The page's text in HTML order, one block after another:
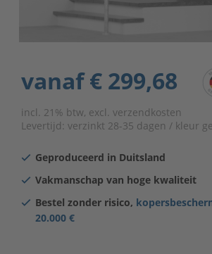
vanaf€ 299,68
incl. 21% btw, excl. verzendkosten
Levertijd: verzinkt 28-35 dagen / kleur
Geproduceerd in Duitsland
Vakmanschap van hoge kwaliteit
Bestel zonder risico,
20.000 €